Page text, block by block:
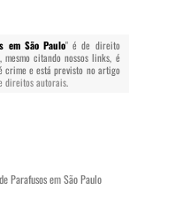
em São Paulo" é de direito
citando nossos links, é
crime e está previsto no artigo
direitos autorais.
Parafusos em São Paulo